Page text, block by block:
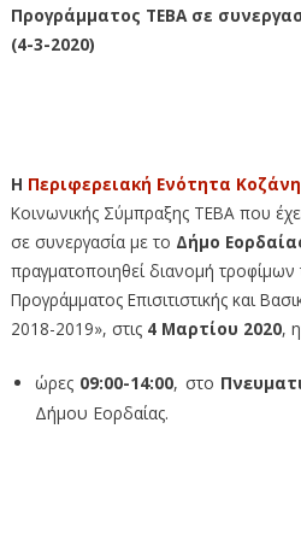
Προγράμματος ΤΕΒΑ σε
(4-3-2020)
Η Περιφερειακή Ενότητα
Κοινωνικής Σύμπραξης ΤΕΒΑ που
σε συνεργασία με το Δήμο
πραγματοποιηθεί διανομή τροφίμων
Προγράμματος Επισιτιστικής και
2018-2019», στις 4 Μαρτίου 2020,
ώρες 09:00-14:00, στο
Δήμου Εορδαίας.